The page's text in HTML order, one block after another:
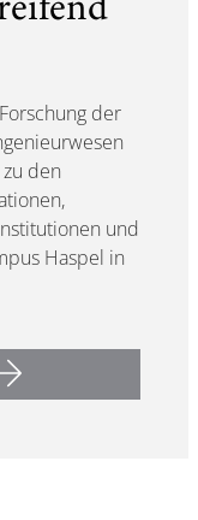
der
zu den
und
Haspel in